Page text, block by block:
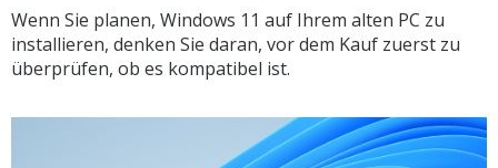
Wenn Sie planen, Windows 11 auf Ihrem alten PC zu
installieren, denken Sie daran, vor dem Kauf zuerst zu
überprüfen, ob es kompatibel ist.